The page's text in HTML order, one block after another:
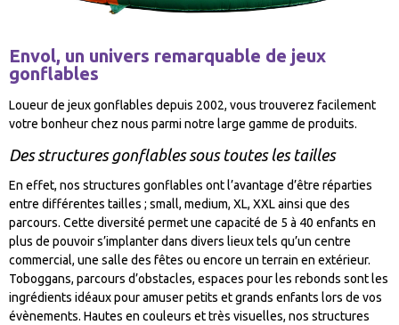
Envol, un univers remarquable de jeux
gonflables
Loueur de jeux gonflables depuis 2002, vous trouverez facilement
votre bonheur chez nous parmi notre large gamme de produits.
Des structures gonflables sous toutes les tailles
En effet, nos structures gonflables ont l’avantage d’être réparties
entre différentes tailles ; small, medium, XL, XXL ainsi que des
parcours. Cette diversité permet une capacité de 5 à 40 enfants en
plus de pouvoir s’implanter dans divers lieux tels qu’un centre
commercial, une salle des fêtes ou encore un terrain en extérieur.
Toboggans, parcours d’obstacles, espaces pour les rebonds sont les
ingrédients idéaux pour amuser petits et grands enfants lors de vos
évènements. Hautes en couleurs et très visuelles, nos structures